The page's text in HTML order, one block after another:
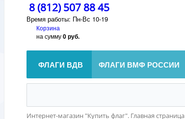
8 (812) 507 88 45
Время работы: Пн-Вс 10-19
Корзина
на сумму0 руб.
ФЛАГИ ВДВ ФЛАГИ ВМФ РОССИИ
Интернет-магазин "Купить флаг". Главная страница